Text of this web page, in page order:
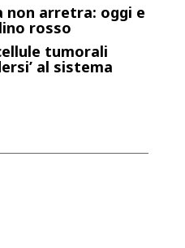
non arretra: oggi e
rosso
tumorali
al sistema